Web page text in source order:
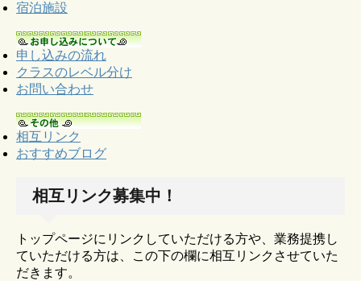
宿泊施設
申し込みの流れ
クラスのレベル分け
お問い合わせ
相互リンク
おすすめブログ
相互リンク募集中！
トップページにリンクしていただける方や、業務提携し
ていただける方は、この下の欄に相互リンクさせていた
だきます。